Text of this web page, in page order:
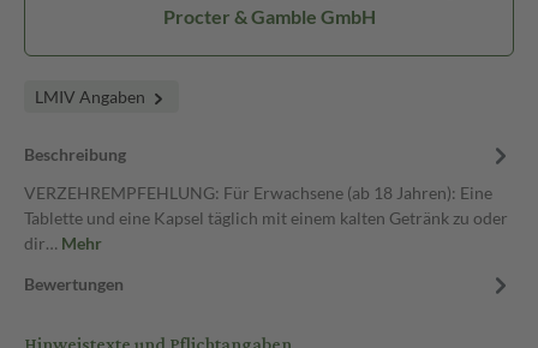
Procter & Gamble GmbH
LMIV Angaben
Beschreibung
VERZEHREMPFEHLUNG: Für Erwachsene (ab 18 Jahren): Eine
Tablette und eine Kapsel täglich mit einem kalten Getränk zu oder
dir… Mehr
Bewertungen